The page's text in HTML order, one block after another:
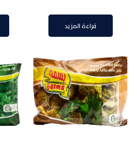
قراءة المزيد